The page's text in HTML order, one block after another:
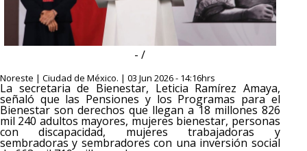
- /
Noreste | Ciudad de México. | 03 Jun 2026 - 14:16hrs
La secretaria de Bienestar, Leticia Ramírez Amaya,
señaló que las Pensiones y los Programas para el
Bienestar son derechos que llegan a 18 millones 826
mil 240 adultos mayores, mujeres bienestar, personas
con discapacidad, mujeres trabajadoras y
sembradoras y sembradores con una inversión social